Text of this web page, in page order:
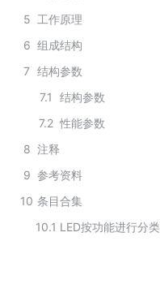
5 工作原理
6 组成结构
7 结构参数
7.1
结构参数
7.2 性能参数
8 注释
9 参考资料
10 条目合集
10.1 LED按功能进行分类